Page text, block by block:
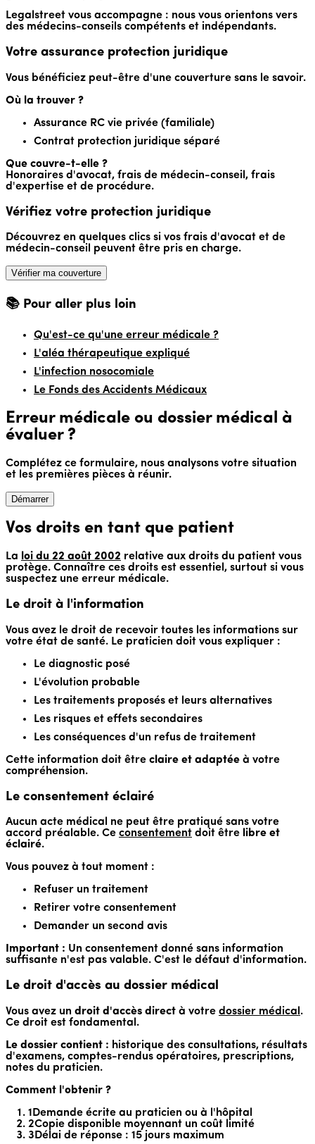
Legalstreet vous accompagne : nous vous orientons vers
des médecins-conseils compétents et indépendants.
Votre assurance protection juridique
Vous bénéficiez peut-être d'une couverture sans le savoir.
Où la trouver ?
Assurance RC vie privée (familiale)
Contrat protection juridique séparé
Que couvre-t-elle ?
Honoraires d'avocat, frais de médecin-conseil, frais
d'expertise et de procédure.
Vérifiez votre protection juridique
Découvrez en quelques clics si vos frais d'avocat et de
médecin-conseil peuvent être pris en charge.
Vérifier ma couverture
📚 Pour aller plus loin
Qu'est-ce qu'une erreur médicale ?
L'aléa thérapeutique expliqué
L'infection nosocomiale
Le Fonds des Accidents Médicaux
Erreur médicale ou dossier médical à
évaluer ?
Complétez ce formulaire, nous analysons votre situation
et les premières pièces à réunir.
Démarrer
Vos droits en tant que patient
La loi du 22 août 2002 relative aux droits du patient vous
protège. Connaître ces droits est essentiel, surtout si vous
suspectez une erreur médicale.
Le droit à l'information
Vous avez le droit de recevoir toutes les informations sur
votre état de santé. Le praticien doit vous expliquer :
Le diagnostic posé
L'évolution probable
Les traitements proposés et leurs alternatives
Les risques et effets secondaires
Les conséquences d'un refus de traitement
Cette information doit être claire et adaptée à votre
compréhension.
Le consentement éclairé
Aucun acte médical ne peut être pratiqué sans votre
accord préalable. Ce consentement doit être libre et
éclairé.
Vous pouvez à tout moment :
Refuser un traitement
Retirer votre consentement
Demander un second avis
Important : Un consentement donné sans information
suffisante n'est pas valable. C'est le défaut d'information.
Le droit d'accès au dossier médical
Vous avez un droit d'accès direct à votre dossier médical .
Ce droit est fondamental.
Le dossier contient : historique des consultations, résultats
d'examens, comptes-rendus opératoires, prescriptions,
notes du praticien.
Comment l'obtenir ?
1 Demande écrite au praticien ou à l'hôpital
2Copie disponible moyennant un coût limité
3 Délai de réponse : 15 jours maximum